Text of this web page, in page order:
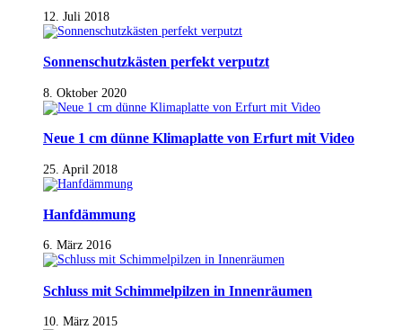
12. Juli 2018
Sonnenschutzkästen perfekt verputzt
8. Oktober 2020
Neue 1 cm dünne Klimaplatte von Erfurt mit Video
25. April 2018
Hanfdämmung
6. März 2016
Schluss mit Schimmelpilzen in Innenräumen
10. März 2015